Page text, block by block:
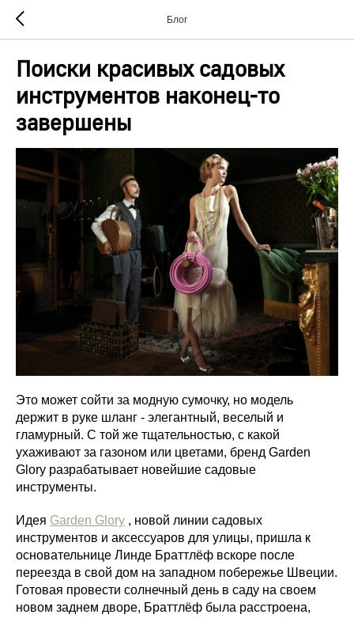
Блог
Поиски красивых садовых
инструментов наконец-то
завершены
Это может сойти за модную сумочку, но модель
держит в руке шланг - элегантный, веселый и
гламурный. С той же тщательностью, с какой
ухаживают за газоном или цветами, бренд Garden
Glory разрабатывает новейшие садовые
инструменты.
Идея Garden Glory , новой линии садовых
инструментов и аксессуаров для улицы, пришла к
основательнице Линде Браттлёф вскоре после
переезда в свой дом на западном побережье Швеции.
Готовая провести солнечный день в саду на своем
новом заднем дворе, Браттлёф была расстроена,